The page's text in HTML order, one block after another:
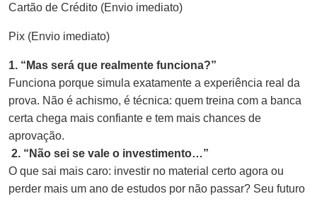
Cartão de Crédito (Envio imediato)
Pix (Envio imediato)
1. “Mas será que realmente funciona?”
Funciona porque simula exatamente a experiência real da
prova. Não é achismo, é técnica: quem treina com a banca
certa chega mais confiante e tem mais chances de
aprovação.
2. “Não sei se vale o investimento…”
O que sai mais caro: investir no material certo agora ou
perder mais um ano de estudos por não passar? Seu futuro